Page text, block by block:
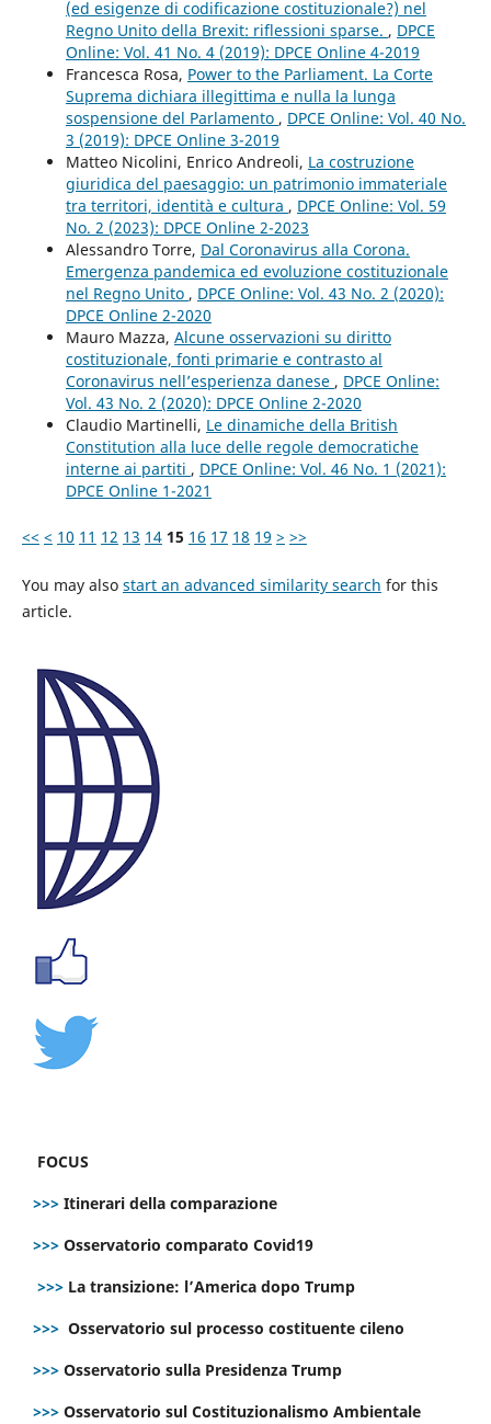
(ed esigenze di codificazione costituzionale?) nel
Regno Unito della Brexit: riflessioni sparse. , DPCE
Online: Vol. 41 No. 4 (2019): DPCE Online 4-2019
Francesca Rosa, Power to the Parliament. La Corte
Suprema dichiara illegittima e nulla la lunga
sospensione del Parlamento , DPCE Online: Vol. 40 No.
3 (2019): DPCE Online 3-2019
Matteo Nicolini, Enrico Andreoli, La costruzione
giuridica del paesaggio: un patrimonio immateriale
tra territori, identità e cultura , DPCE Online: Vol. 59
No. 2 (2023): DPCE Online 2-2023
Alessandro Torre, Dal Coronavirus alla Corona.
Emergenza pandemica ed evoluzione costituzionale
nel Regno Unito , DPCE Online: Vol. 43 No. 2 (2020):
DPCE Online 2-2020
Mauro Mazza, Alcune osservazioni su diritto
costituzionale, fonti primarie e contrasto al
Coronavirus nell’esperienza danese , DPCE Online:
Vol. 43 No. 2 (2020): DPCE Online 2-2020
Claudio Martinelli, Le dinamiche della British
Constitution alla luce delle regole democratiche
interne ai partiti , DPCE Online: Vol. 46 No. 1 (2021):
DPCE Online 1-2021
<< < 10 11 12 13 14 15 16 17 18 19 > >>
You may also start an advanced similarity search for this
article.
FOCUS
>>> Itinerari della comparazione
>>> Osservatorio comparato Covid19
>>> La transizione: l’America dopo Trump
>>> Osservatorio sul processo costituente cileno
>>> Osservatorio sulla Presidenza Trump
>>> Osservatorio sul Costituzionalismo Ambientale